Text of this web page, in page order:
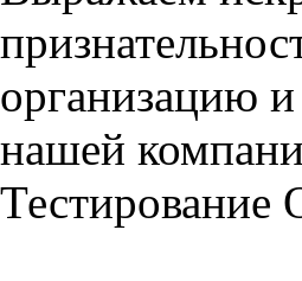
организацию
нашей
Тестирование